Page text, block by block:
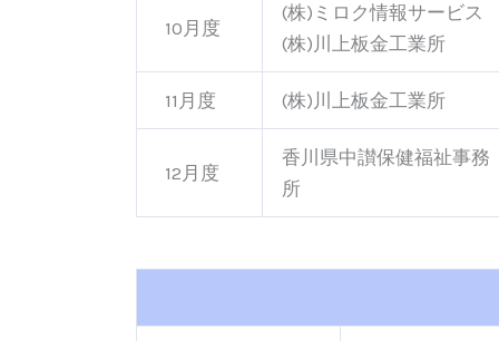
10月度
(株)ミロク情報サービス
(株)川上板金工業所
11月度 (株)川上板金工業所
12月度
香川県中讃保健福祉事務
所